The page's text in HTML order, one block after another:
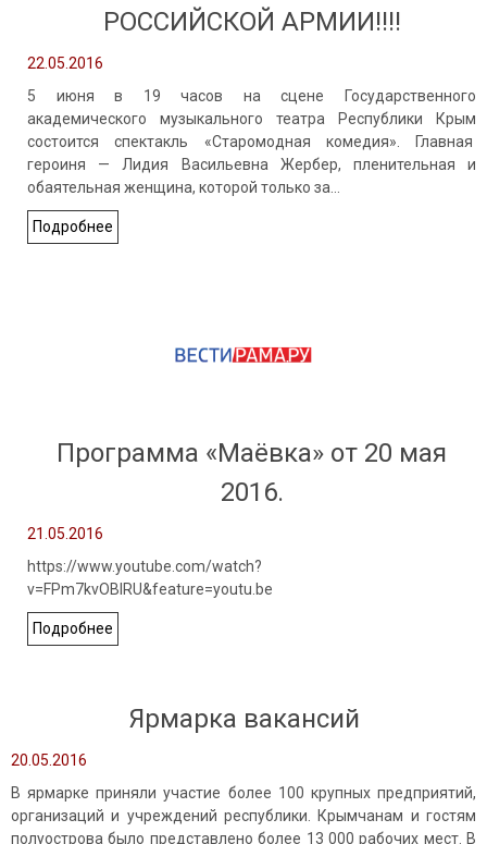
РОССИЙСКОЙ АРМИИ!!!!
22.05.2016
5 июня в 19 часов на сцене Государственного
академического музыкального театра Республики Крым
состоится спектакль «Старомодная комедия». Главная
героиня — Лидия Васильевна Жербер, пленительная и
обаятельная женщина, которой только за…
Подробнее
Программа «Маёвка» от 20 мая
2016.
21.05.2016
https://www.youtube.com/watch?
v=FPm7kvOBIRU&feature=youtu.be
Подробнее
Ярмарка вакансий
20.05.2016
В ярмарке приняли участие более 100 крупных предприятий,
организаций и учреждений республики. Крымчанам и гостям
полуострова было представлено более 13 000 рабочих мест. В